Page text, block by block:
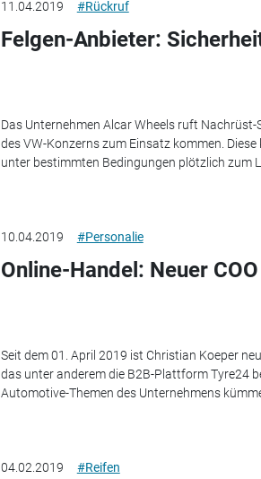
11.04.2019 #Rückruf
Felgen-Anbieter:
Das Unternehmen Alcar Wheels ruft
des VW-Konzerns zum Einsatz kommen.
unter bestimmten Bedingungen plötzlich zum
10.04.2019 #Personalie
Online-Handel: Neuer
Seit dem 01. April 2019 ist Christian Koeper
das unter anderem die B2B-Plattform Tyre24
Automotive-Themen des Unternehmens
04.02.2019 #Reifen